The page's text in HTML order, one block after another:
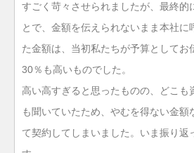
すごく苛々させられましたが、最終的
とで、金額を伝えられないまま本社に
た金額は、当初私たちが予算としてお
30％も高いものでした。
高い高すぎると思ったものの、どこも
も聞いていたため、やむを得ない金額
て契約してしまいました。いま振り返